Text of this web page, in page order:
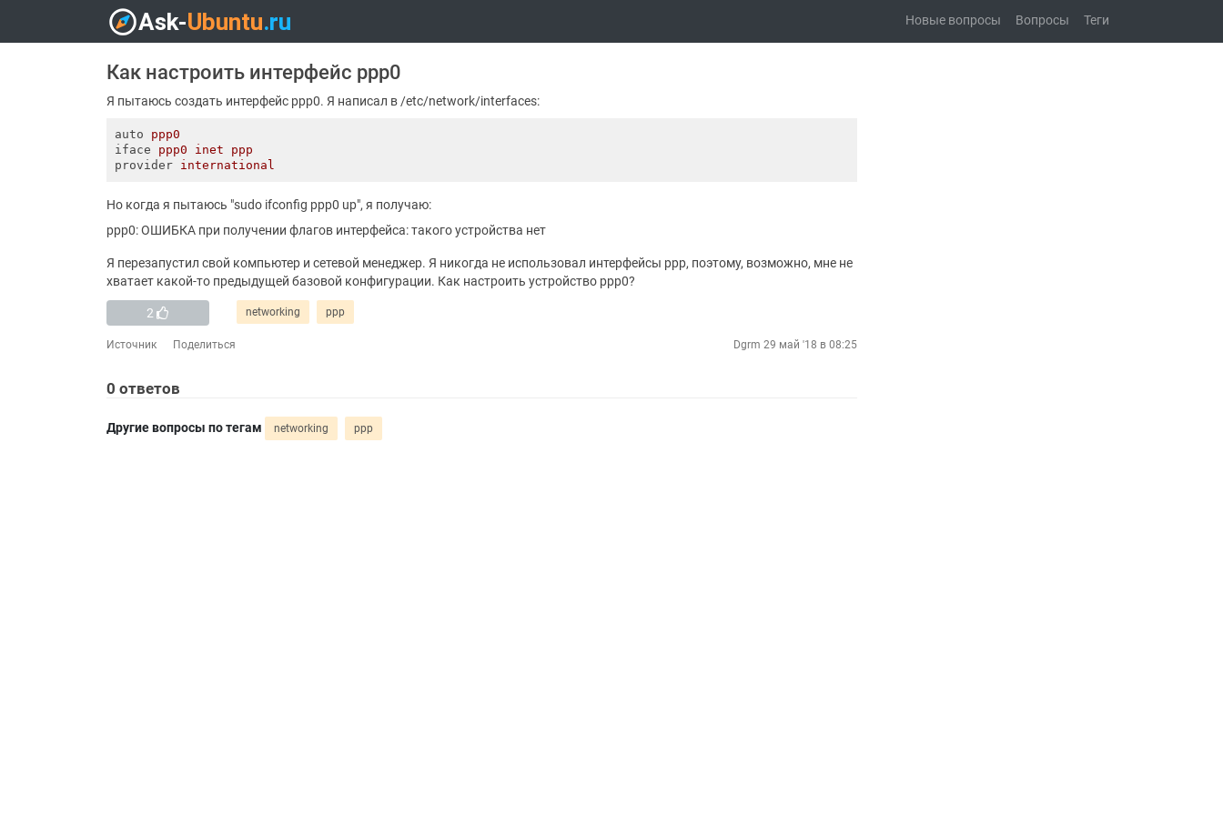
Новые вопросы Вопросы Теги
Как настроить интерфейс ppp0
Я пытаюсь создать интерфейс ppp0. Я написал в /etc/network/interfaces:
auto
ppp0
iface
ppp0 inet ppp
provider international
Но когда я пытаюсь "sudo ifconfig ppp0 up", я получаю:
ppp0: ОШИБКА при получении флагов интерфейса: такого устройства нет
Я перезапустил свой компьютер и сетевой менеджер. Я никогда не использовал интерфейсы ppp, поэтому, возможно, мне не
хватает какой-то предыдущей базовой конфигурации. Как настроить устройство ppp0?
2 networking ppp
Источник Поделиться Dgrm 29 май '18 в 08:25
0 ответов
Другие вопросы по тегам networking ppp